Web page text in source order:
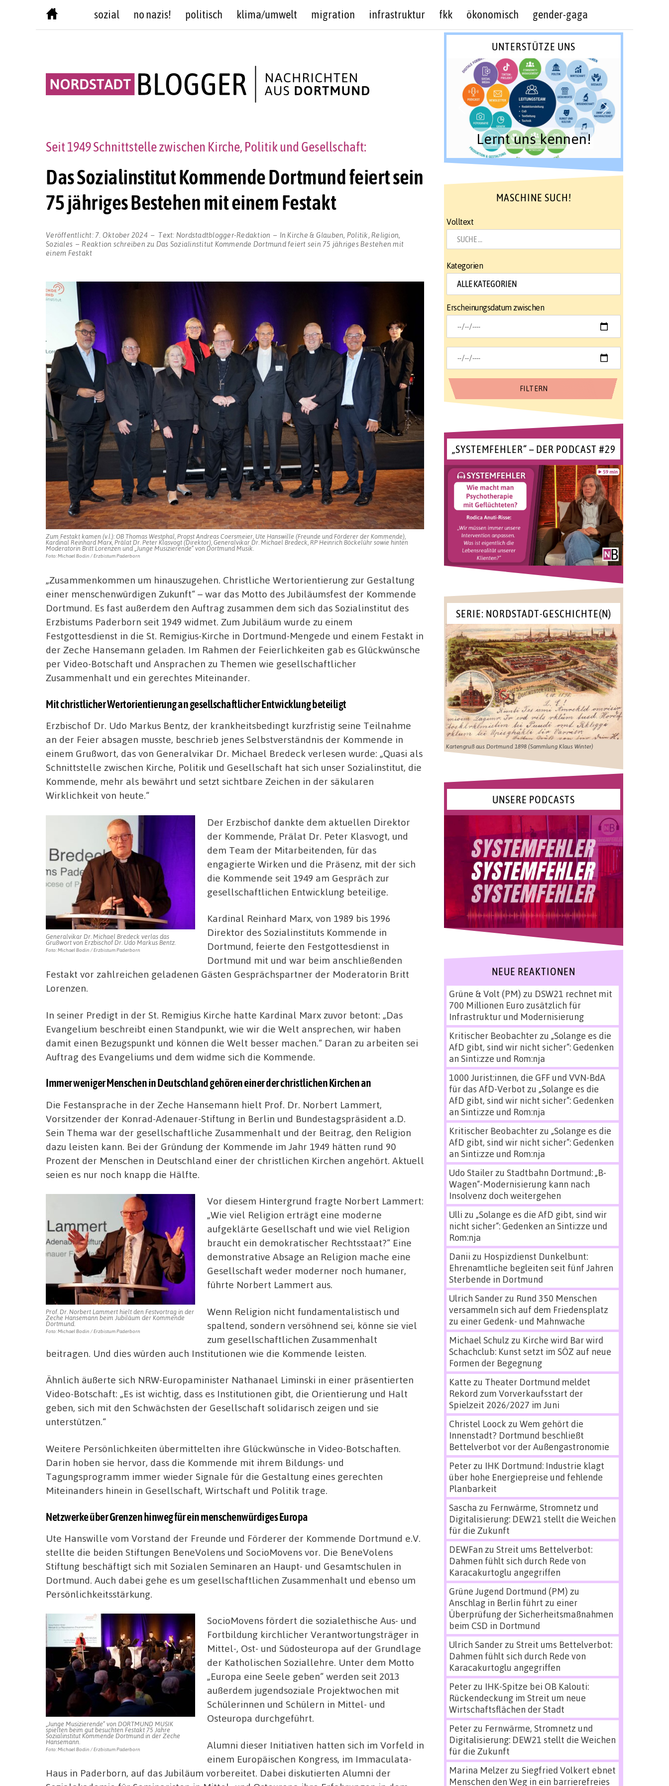
sozial no nazis! politisch klima/umwelt migration infrastruktur fkk ökonomisch gender-gaga
Das Sozialinstitut Kommende Dortmund feiert sein
75 jähriges Bestehen mit einem Festakt
Seit 1949 Schnittstelle zwischen Kirche, Politik und Gesellschaft:
Veröffentlicht: 7. Oktober 2024 Text: Nordstadtblogger-Redaktion In Kirche & Glauben Politik Religion
Soziales
Reaktion schreiben zu Das Sozialinstitut Kommende Dortmund feiert sein 75 jähriges Bestehen mit
einem Festakt
Zum Festakt kamen (v.l.): OB Thomas Westphal, Propst Andreas Coersmeier, Ute Hanswille (Freunde und Förderer der Kommende),
Kardinal Reinhard Marx, Prälat Dr. Peter Klasvogt (Direktor), Generalvikar Dr. Michael Bredeck, RP Heinrich Böckelühr sowie hinten
Moderatorin Britt Lorenzen und „Junge Musizierende“ von Dortmund Musik.
Foto: Michael Bodin / Erzbistum Paderborn
„Zusammenkommen um hinauszugehen. Christliche Wertorientierung zur Gestaltung
einer menschenwürdigen Zukunft“ – war das Motto des Jubiläumsfest der Kommende
Dortmund. Es fast außerdem den Auftrag zusammen dem sich das Sozialinstitut des
Erzbistums Paderborn seit 1949 widmet. Zum Jubiläum wurde zu einem
Festgottesdienst in die St. Remigius-Kirche in Dortmund-Mengede und einem Festakt in
der Zeche Hansemann geladen. Im Rahmen der Feierlichkeiten gab es Glückwünsche
per Video-Botschaft und Ansprachen zu Themen wie gesellschaftlicher
Zusammenhalt und ein gerechtes Miteinander.
Mit christlicher Wertorientierung an gesellschaftlicher Entwicklung beteiligt
Erzbischof Dr. Udo Markus Bentz, der krankheitsbedingt kurzfristig seine Teilnahme
an der Feier absagen musste, beschrieb jenes Selbstverständnis der Kommende in
einem Grußwort, das von Generalvikar Dr. Michael Bredeck verlesen wurde: „Quasi als
Schnittstelle zwischen Kirche, Politik und Gesellschaft hat sich unser Sozialinstitut, die
Kommende, mehr als bewährt und setzt sichtbare Zeichen in der säkularen
Wirklichkeit von heute.“
Generalvikar Dr. Michael Bredeck verlas das
Grußwort von Erzbischof Dr. Udo Markus Bentz.
Foto: Michael Bodin / Erzbistum Paderborn
Der Erzbischof dankte dem aktuellen Direktor
der Kommende, Prälat Dr. Peter Klasvogt, und
dem Team der Mitarbeitenden, für das
engagierte Wirken und die Präsenz, mit der sich
die Kommende seit 1949 am Gespräch zur
gesellschaftlichen Entwicklung beteilige.
Kardinal Reinhard Marx, von 1989 bis 1996
Direktor des Sozialinstituts Kommende in
Dortmund, feierte den Festgottesdienst in
Dortmund mit und war beim anschließenden
Festakt vor zahlreichen geladenen Gästen Gesprächspartner der Moderatorin Britt
Lorenzen.
In seiner Predigt in der St. Remigius Kirche hatte Kardinal Marx zuvor betont: „Das
Evangelium beschreibt einen Standpunkt, wie wir die Welt ansprechen, wir haben
damit einen Bezugspunkt und können die Welt besser machen.“ Daran zu arbeiten sei
Auftrag des Evangeliums und dem widme sich die Kommende.
Immer weniger Menschen in Deutschland gehören einer der christlichen Kirchen an
Die Festansprache in der Zeche Hansemann hielt Prof. Dr. Norbert Lammert,
Vorsitzender der Konrad-Adenauer-Stiftung in Berlin und Bundestagspräsident a.D.
Sein Thema war der gesellschaftliche Zusammenhalt und der Beitrag, den Religion
dazu leisten kann. Bei der Gründung der Kommende im Jahr 1949 hätten rund 90
Prozent der Menschen in Deutschland einer der christlichen Kirchen angehört. Aktuell
seien es nur noch knapp die Hälfte.
Prof. Dr. Norbert Lammert hielt den Festvortrag in der
Zeche Hansemann beim Jubiläum der Kommende
Dortmund.
Foto: Michael Bodin / Erzbistum Paderborn
Vor diesem Hintergrund fragte Norbert Lammert:
„Wie viel Religion erträgt eine moderne
aufgeklärte Gesellschaft und wie viel Religion
braucht ein demokratischer Rechtsstaat?“ Eine
demonstrative Absage an Religion mache eine
Gesellschaft weder moderner noch humaner,
führte Norbert Lammert aus.
Wenn Religion nicht fundamentalistisch und
spaltend, sondern versöhnend sei, könne sie viel
zum gesellschaftlichen Zusammenhalt
beitragen. Und dies würden auch Institutionen wie die Kommende leisten.
Ähnlich äußerte sich NRW-Europaminister Nathanael Liminski in einer präsentierten
Video-Botschaft: „Es ist wichtig, dass es Institutionen gibt, die Orientierung und Halt
geben, sich mit den Schwächsten der Gesellschaft solidarisch zeigen und sie
unterstützen.“
Weitere Persönlichkeiten übermittelten ihre Glückwünsche in Video-Botschaften.
Darin hoben sie hervor, dass die Kommende mit ihrem Bildungs- und
Tagungsprogramm immer wieder Signale für die Gestaltung eines gerechten
Miteinanders hinein in Gesellschaft, Wirtschaft und Politik trage.
Netzwerke über Grenzen hinweg für ein menschenwürdiges Europa
Ute Hanswille vom Vorstand der Freunde und Förderer der Kommende Dortmund e.V.
stellte die beiden Stiftungen BeneVolens und SocioMovens vor. Die BeneVolens
Stiftung beschäftigt sich mit Sozialen Seminaren an Haupt- und Gesamtschulen in
Dortmund. Auch dabei gehe es um gesellschaftlichen Zusammenhalt und ebenso um
Persönlichkeitsstärkung.
„Junge Musizierende“ von DORTMUND MUSIK
spielten beim gut besuchten Festakt 75 Jahre
Sozialinstitut Kommende Dortmund in der Zeche
Hansemann.
Foto: Michael Bodin / Erzbistum Paderborn
SocioMovens fördert die sozialethische Aus- und
Fortbildung kirchlicher Verantwortungsträger in
Mittel-, Ost- und Südosteuropa auf der Grundlage
der Katholischen Soziallehre. Unter dem Motto
„Europa eine Seele geben“ werden seit 2013
außerdem jugendsoziale Projektwochen mit
Schülerinnen und Schülern in Mittel- und
Osteuropa durchgeführt.
Alumni dieser Initiativen hatten sich im Vorfeld in
einem Europäischen Kongress, im Immaculata-
Haus in Paderborn, auf das Jubiläum vorbereitet. Dabei diskutierten Alumni der
UNTERSTÜTZE UNS
Lernt uns kennen!
MASCHINE SUCH!
Volltext
Kategorien
Erscheinungsdatum zwischen
„SYSTEMFEHLER“ – DER PODCAST #29
SERIE: NORDSTADT-GESCHICHTE(N)
Kartengruß aus Dortmund 1898 (Sammlung Klaus Winter)
UNSERE PODCASTS
NEUE REAKTIONEN
Grüne & Volt (PM) zu DSW21 rechnet mit
700 Millionen Euro zusätzlich für
Infrastruktur und Modernisierung
Kritischer Beobachterzu „Solange es die
AfD gibt, sind wir nicht sicher“: Gedenken
an Sinti:zze und Rom:nja
1000 Jurist:innen, die GFF und VVN-BdA
für das AfD-Verbot zu „Solange es die
AfD gibt, sind wir nicht sicher“: Gedenken
an Sinti:zze und Rom:nja
Kritischer Beobachterzu „Solange es die
AfD gibt, sind wir nicht sicher“: Gedenken
an Sinti:zze und Rom:nja
Udo Stailerzu Stadtbahn Dortmund: „B-
Wagen“-Modernisierung kann nach
Insolvenz doch weitergehen
Ulli zu „Solange es die AfD gibt, sind wir
nicht sicher“: Gedenken an Sinti:zze und
Rom:nja
Danii zu Hospizdienst Dunkelbunt:
Ehrenamtliche begleiten seit fünf Jahren
Sterbende in Dortmund
Ulrich Sanderzu Rund 350 Menschen
versammeln sich auf dem Friedensplatz
zu einer Gedenk- und Mahnwache
Michael Schulz zu Kirche wird Bar wird
Schachclub: Kunst setzt im SÖZ auf neue
Formen der Begegnung
Katte zu Theater Dortmund meldet
Rekord zum Vorverkaufsstart der
Spielzeit 2026/2027 im Juni
Christel Loock zu Wem gehört die
Innenstadt? Dortmund beschließt
Bettelverbot vor der Außengastronomie
Peterzu IHK Dortmund: Industrie klagt
über hohe Energiepreise und fehlende
Planbarkeit
Sascha zu Fernwärme, Stromnetz und
Digitalisierung: DEW21 stellt die Weichen
für die Zukunft
DEWFan zu Streit ums Bettelverbot:
Dahmen fühlt sich durch Rede von
Karacakurtoglu angegriffen
Grüne Jugend Dortmund (PM) zu
Anschlag in Berlin führt zu einer
Überprüfung der Sicherheitsmaßnahmen
beim CSD in Dortmund
Ulrich Sanderzu Streit ums Bettelverbot:
Dahmen fühlt sich durch Rede von
Karacakurtoglu angegriffen
Peterzu IHK-Spitze bei OB Kalouti:
Rückendeckung im Streit um neue
Wirtschaftsflächen der Stadt
Peterzu Fernwärme, Stromnetz und
Digitalisierung: DEW21 stellt die Weichen
für die Zukunft
Marina Melzerzu Siegfried Volkert ebnet
Menschen den Weg in ein barrierefreies